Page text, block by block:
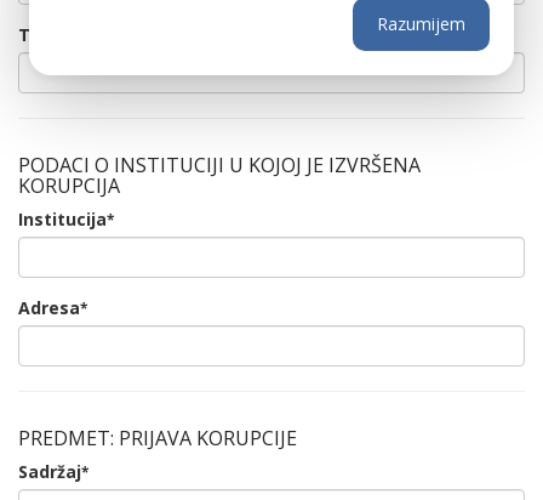
Razumijem
Telefon
PODACI O INSTITUCIJI U KOJOJ JE IZVRŠENA
KORUPCIJA
Institucija*
Adresa*
PREDMET: PRIJAVA KORUPCIJE
Sadržaj*